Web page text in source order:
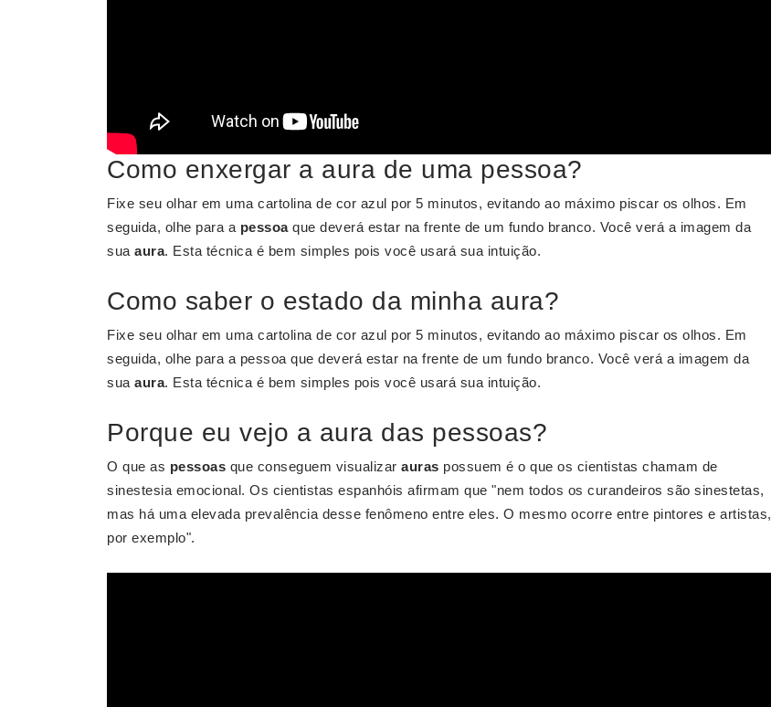
Como enxergar a aura de uma pessoa?
Fixe seu olhar em uma cartolina de cor azul por 5 minutos, evitando ao máximo piscar os olhos. Em
seguida, olhe para a pessoaque deverá estar na frente de um fundo branco. Você verá a imagem da
sua aura. Esta técnica é bem simples pois você usará sua intuição.
Como saber o estado da minha aura?
Fixe seu olhar em uma cartolina de cor azul por 5 minutos, evitando ao máximo piscar os olhos. Em
seguida, olhe para a pessoa que deverá estar na frente de um fundo branco. Você verá a imagem da
sua aura. Esta técnica é bem simples pois você usará sua intuição.
Porque eu vejo a aura das pessoas?
O que as pessoas que conseguem visualizar auras possuem é o que os cientistas chamam de
sinestesia emocional. Os cientistas espanhóis afirmam que "nem todos os curandeiros são sinestetas,
mas há uma elevada prevalência desse fenômeno entre eles. O mesmo ocorre entre pintores e artistas,
por exemplo".